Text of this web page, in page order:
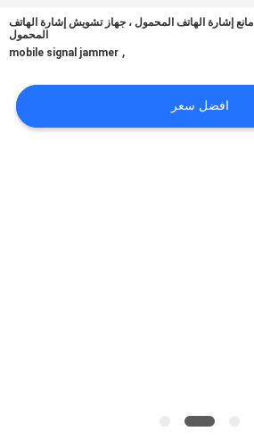
مانع إشارة الهاتف المحمول ، جهاز تشويش إشارة الهاتف
المحمول
,
mobile signal jammer
افضل سعر